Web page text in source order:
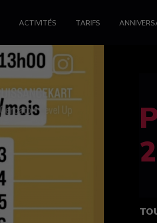
ACTIVITÉS TARIFS